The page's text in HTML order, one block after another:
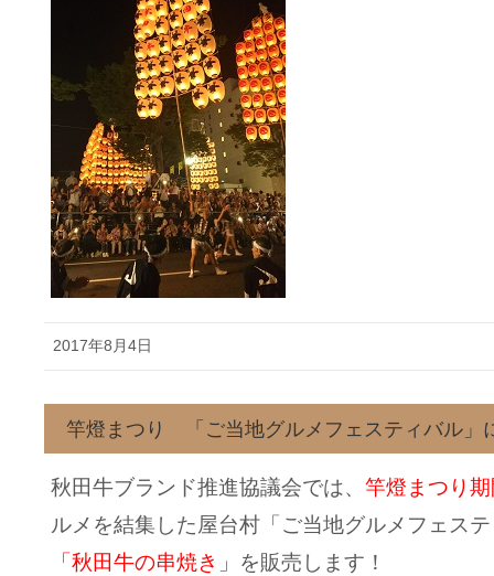
2017年8月4日
竿燈まつり 「ご当地グルメフェスティバル」
秋田牛ブランド推進協議会では、 竿燈まつり
ルメを結集した屋台村「ご当地グルメフェス
「秋田牛の串焼き」 を販売します！